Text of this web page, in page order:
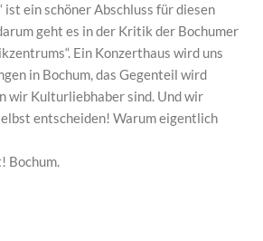
ist ein schöner Abschluss für diesen
geht es in der Kritik der Bochumer
Ein Konzerthaus wird uns
in Bochum, das Gegenteil wird
wir Kulturliebhaber sind. Und wir
entscheiden! Warum eigentlich
Bochum.